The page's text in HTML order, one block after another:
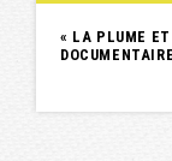
« LA PLUME